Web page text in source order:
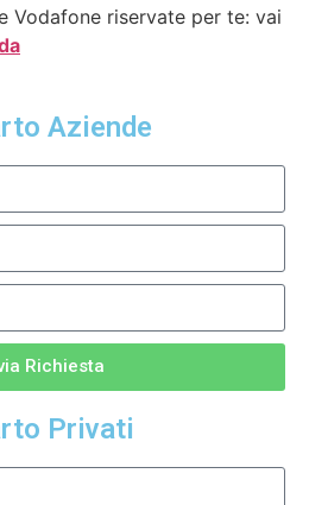
Vodafone riservate per te: vai
Aziende
Richiesta
Privati